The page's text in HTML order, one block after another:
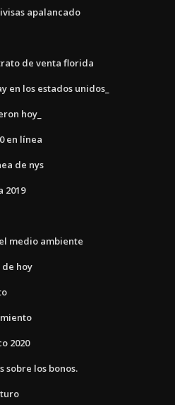
apalancado
de venta florida
en los estados unidos_
hoy_
en línea
de nys
2019
medio ambiente
de hoy
2020
sobre los bonos.